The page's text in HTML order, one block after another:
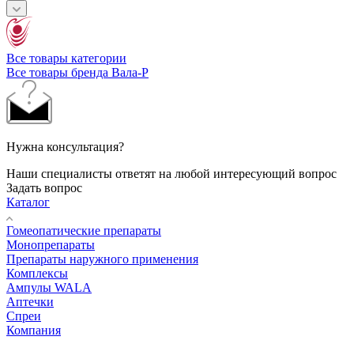
Все товары категории
Все товары бренда Вала-Р
Нужна консультация?
Наши специалисты ответят на любой интересующий вопрос
Задать вопрос
Каталог
Гомеопатические препараты
Монопрепараты
Препараты наружного применения
Комплексы
Ампулы WALA
Аптечки
Спреи
Компания